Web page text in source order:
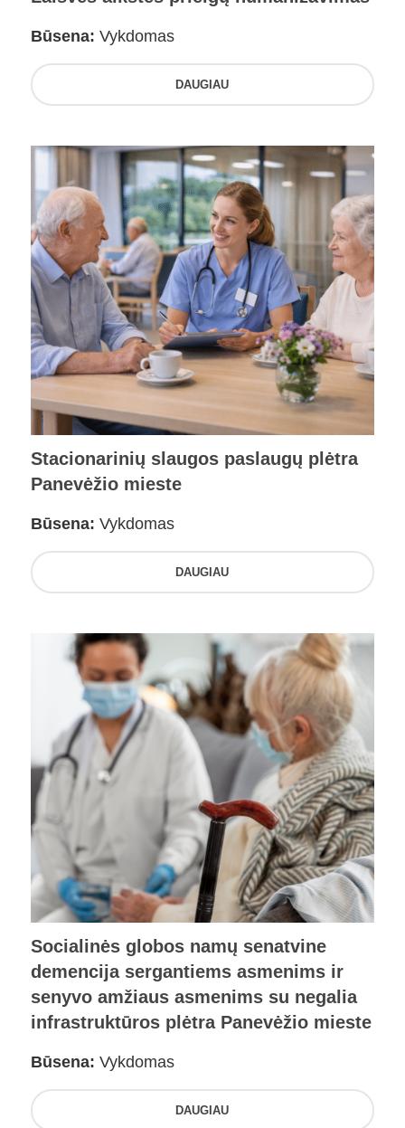
Būsena: Vykdomas
DAUGIAU
Stacionarinių slaugos paslaugų plėtra
Panevėžio mieste
Būsena: Vykdomas
DAUGIAU
Socialinės globos namų senatvine
demencija sergantiems asmenims ir
senyvo amžiaus asmenims su negalia
infrastruktūros plėtra Panevėžio mieste
Būsena: Vykdomas
DAUGIAU